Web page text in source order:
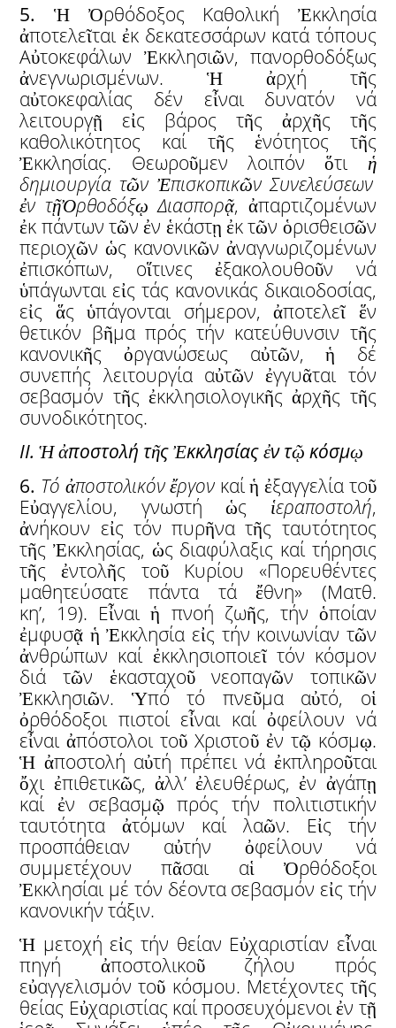
5. Ἡ Ὀρθόδοξος Καθολική Ἐκκλησία
ἀποτελεῖται ἐκ δεκατεσσάρων κατά τόπους
Αὐτοκεφάλων Ἐκκλησιῶν, πανορθοδόξως
ἀνεγνωρισμένων. Ἡ ἀρχή τῆς
αὐτοκεφαλίας δέν εἶναι δυνατόν νά
λειτουργῇ εἰς βάρος τῆς ἀρχῆς τῆς
καθολικότητος καί τῆς ἑνότητος τῆς
Ἐκκλησίας. Θεωροῦμεν λοιπόν ὅτι ἡ
δημιουργία τῶν Ἐπισκοπικῶν Συνελεύσεων
ἐν τῇὈρθοδόξῳ Διασπορᾷ, ἀπαρτιζομένων
ἐκ πάντων τῶν ἐν ἑκάστῃ ἐκ τῶν ὁρισθεισῶν
περιοχῶν ὡς κανονικῶν ἀναγνωριζομένων
ἐπισκόπων, οἵτινες ἐξακολουθοῦν νά
ὑπάγωνται εἰς τάς κανονικάς δικαιοδοσίας,
εἰς ἅς ὑπάγονται σήμερον, ἀποτελεῖ ἕν
θετικόν βῆμα πρός τήν κατεύθυνσιν τῆς
κανονικῆς ὀργανώσεως αὐτῶν, ἡ δέ
συνεπής λειτουργία αὐτῶν ἐγγυᾶται τόν
σεβασμόν τῆς ἐκκλησιολογικῆς ἀρχῆς τῆς
συνοδικότητος.
ΙΙ.Ἡἀποστολή τῆςἘκκλησίαςἐν τῷ κόσμῳ
6. Τό ἀποστολικόνἔργον καί ἡ ἐξαγγελία τοῦ
Εὐαγγελίου, γνωστή ὡς ἱεραποστολή,
ἀνήκουν εἰς τόν πυρῆνα τῆς ταυτότητος
τῆς Ἐκκλησίας, ὡς διαφύλαξις καί τήρησις
τῆς ἐντολῆς τοῦ Κυρίου «Πορευθέντες
μαθητεύσατε πάντα τά ἔθνη» (Ματθ.
κη’, 19). Εἶναι ἡ πνοή ζωῆς, τήν ὁποίαν
ἐμφυσᾷ ἡ Ἐκκλησία εἰς τήν κοινωνίαν τῶν
ἀνθρώπων καί ἐκκλησιοποιεῖ τόν κόσμον
διά τῶν ἑκασταχοῦ νεοπαγῶν τοπικῶν
Ἐκκλησιῶν. Ὑπό τό πνεῦμα αὐτό, οἱ
ὀρθόδοξοι πιστοί εἶναι καί ὀφείλουν νά
εἶναι ἀπόστολοι τοῦ Χριστοῦ ἐν τῷ κόσμῳ.
Ἡ ἀποστολή αὐτή πρέπει νά ἐκπληροῦται
ὄχι ἐπιθετικῶς, ἀλλ’ ἐλευθέρως, ἐν ἀγάπῃ
καί ἐν σεβασμῷ πρός τήν πολιτιστικήν
ταυτότητα ἀτόμων καί λαῶν. Εἰς τήν
προσπάθειαν αὐτήν ὀφείλουν νά
συμμετέχουν πᾶσαι αἱ Ὀρθόδοξοι
Ἐκκλησίαι μέ τόν δέοντα σεβασμόν εἰς τήν
κανονικήν τάξιν.
Ἡ μετοχή εἰς τήν θείαν Εὐχαριστίαν εἶναι
πηγή ἀποστολικοῦ ζήλου πρός
εὐαγγελισμόν τοῦ κόσμου. Μετέχοντες τῆς
θείας Εὐχαριστίας καί προσευχόμενοι ἐν τῇ